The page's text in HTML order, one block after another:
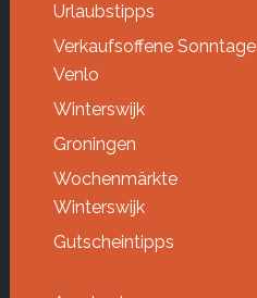
Urlaubstipps
Verkaufsoffene Sonntage
Venlo
Winterswijk
Groningen
Wochenmärkte
Winterswijk
Gutscheintipps